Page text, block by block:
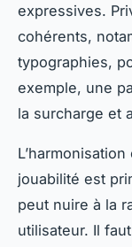
expressives.
cohérents,
typographies,
exemple, une
la surcharge et
jouabilité est
peut nuire à la
utilisateur. Il